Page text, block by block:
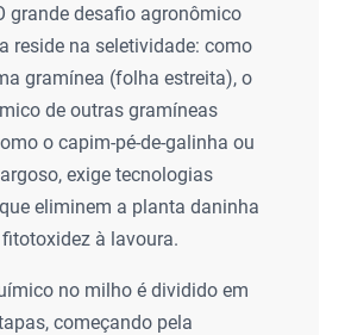
grande desafio agronômico
reside na seletividade: como
gramínea (folha estreita), o
de outras gramíneas
o capim-pé-de-galinha ou
exige tecnologias
eliminem a planta daninha
à lavoura.
no milho é dividido em
começando pela